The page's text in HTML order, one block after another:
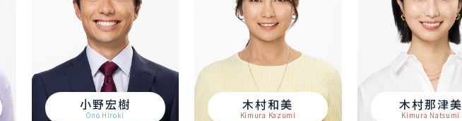
小野宏樹
Ono Hiroki
木村和美
Kimura Kazumi
木村那津美
Kimura Natsumi